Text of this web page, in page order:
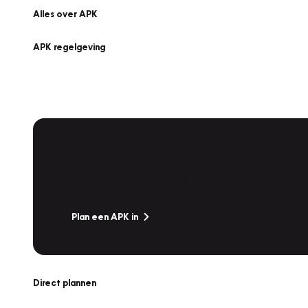
Alles over APK
APK regelgeving
Plan een APK in
Direct plannen